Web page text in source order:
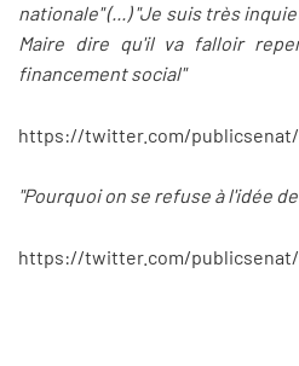
nationale" (...) "Je suis très
Maire dire qu'il va falloir
financement social"
https://twitter.com/publicsenat/
"Pourquoi on se refuse à l'idée
https://twitter.com/publicsenat/